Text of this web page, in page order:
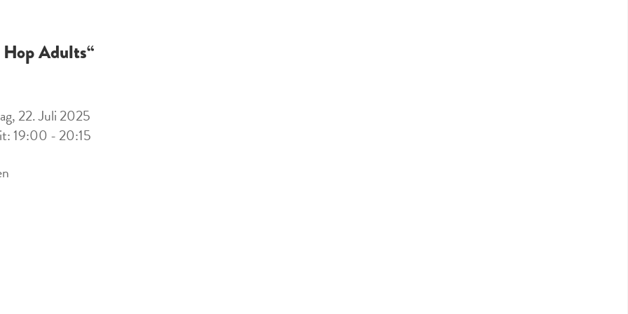
Adults“
22. Juli 2025
19:00 - 20:15